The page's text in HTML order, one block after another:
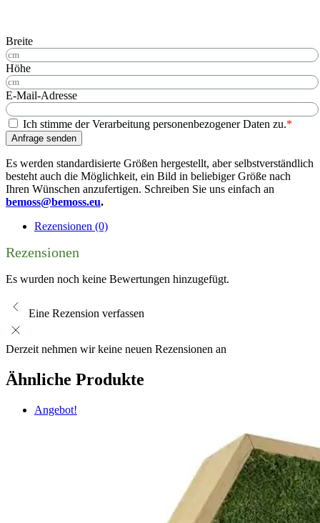
Breite
Höhe
E-Mail-Adresse
Ich stimme der Verarbeitung personenbezogener Daten zu.*
Anfrage senden
Es werden standardisierte Größen hergestellt, aber selbstverständlich
besteht auch die Möglichkeit, ein Bild in beliebiger Größe nach
Ihren Wünschen anzufertigen. Schreiben Sie uns einfach an
bemoss@bemoss.eu.
Rezensionen (0)
Rezensionen
Es wurden noch keine Bewertungen hinzugefügt.
Eine Rezension verfassen
Derzeit nehmen wir keine neuen Rezensionen an
Ähnliche Produkte
Angebot!